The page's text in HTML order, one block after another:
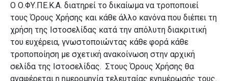
Ο Ο.ΦΥ.ΠΕ.Κ.Α. διατηρεί το δικαίωμα να τροποποιεί
τους Όρους Χρήσης και κάθε άλλο κανόνα που διέπει τη
χρήση της Ιστοσελίδας κατά την απόλυτη διακριτική
του ευχέρεια, γνωστοποιώντας κάθε φορά κάθε
τροποποίηση με σχετική ανακοίνωση στην αρχική
σελίδα της Ιστοσελίδας. Στους Όρους Χρήσης θα
αναφέρεται η ημερομηνία τελευταίας ενημέρωσής τους.